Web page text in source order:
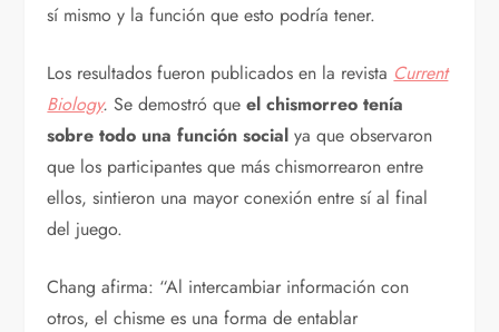
sí mismo y la función que esto podría tener.
Los resultados fueron publicados en la revista Current
Biology.Se demostró que el chismorreo tenía
sobre todo una función social ya que observaron
que los participantes que más chismorrearon entre
ellos, sintieron una mayor conexión entre sí al final
del juego.
Chang afirma: “Al intercambiar información con
otros, el chisme es una forma de entablar